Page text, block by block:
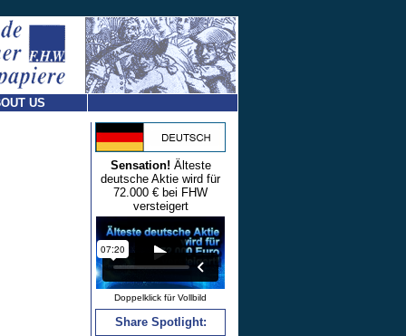
US
Sensation! Älteste
deutsche Aktie wird für
72.000 € bei FHW
versteigert
Doppelklick für Vollbild
Share Spotlight: